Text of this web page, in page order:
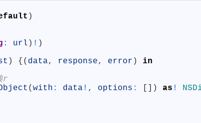
)
: url ) ! )
) { ( data, response, error )
in
r
( with : data ! , options : ) as !